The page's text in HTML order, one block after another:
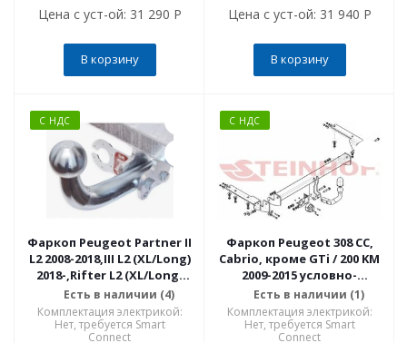
Цена с уст-ой: 31 290 P
В корзину
Цена с уст-ой: 31 940 P
В корзину
С НДС
Фаркоп Peugeot Partner II
L2 2008-2018,III L2 (XL/Long)
2018-,Rifter L2 (XL/Long)
2018-,Citroen Berlingo II L2
2008-2018,III L2 (XL/Long)
2018-,Toyota C0528A
Есть в наличии (4)
Комплектация электрикой:
Нет, требуется Smart
Connect
С НДС
Фаркоп Peugeot 308 CC,
Cabrio, кроме GTi / 200 KM
2009-2015 условно-
съемное крепление шара
P-060
Есть в наличии (1)
Комплектация электрикой:
Нет, требуется Smart
Connect